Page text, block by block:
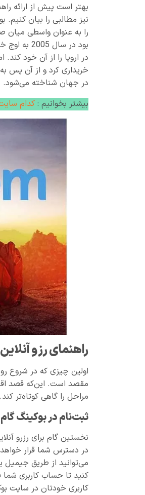
بهتر است پیش از ارائه
نیز مطالبی را بیان کنیم.
را به عنوان واسطی میان
بود در
در اروپا را از آن خود
در جهان شناخته می‌شود.
بیشتر بخوانیم : کدام
راهنمای رزو
اولین چیزی که در شروع
مقصد است. این‌که قصد
مراحل را گاهی کوتاه‌تر کند.
ثبت‌نام در بوکینگ
نخستین گام برای رزرو
در دسترس شما قرار
کنید تا حساب کاربری شما
کاربری خودتان در سایت